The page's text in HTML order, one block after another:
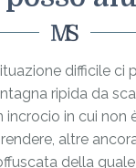
difficile ci
ripida da
in cui non
altre
della